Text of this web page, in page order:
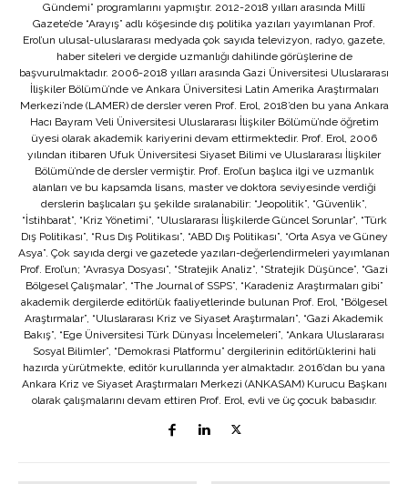
Gündemi” programlarını yapmıştır. 2012-2018 yılları arasında Millî
Gazete’de “Arayış” adlı köşesinde dış politika yazıları yayımlanan Prof.
Erol’un ulusal-uluslararası medyada çok sayıda televizyon, radyo, gazete,
haber siteleri ve dergide uzmanlığı dahilinde görüşlerine de
başvurulmaktadır. 2006-2018 yılları arasında Gazi Üniversitesi Uluslararası
İlişkiler Bölümü’nde ve Ankara Üniversitesi Latin Amerika Araştırmaları
Merkezi’nde (LAMER) de dersler veren Prof. Erol, 2018’den bu yana Ankara
Hacı Bayram Veli Üniversitesi Uluslararası İlişkiler Bölümü’nde öğretim
üyesi olarak akademik kariyerini devam ettirmektedir. Prof. Erol, 2006
yılından itibaren Ufuk Üniversitesi Siyaset Bilimi ve Uluslararası İlişkiler
Bölümü’nde de dersler vermiştir. Prof. Erol’un başlıca ilgi ve uzmanlık
alanları ve bu kapsamda lisans, master ve doktora seviyesinde verdiği
derslerin başlıcaları şu şekilde sıralanabilir: “Jeopolitik”, “Güvenlik”,
“İstihbarat”, “Kriz Yönetimi”, “Uluslararası İlişkilerde Güncel Sorunlar”, “Türk
Dış Politikası”, “Rus Dış Politikası”, “ABD Dış Politikası”, “Orta Asya ve Güney
Asya”. Çok sayıda dergi ve gazetede yazıları-değerlendirmeleri yayımlanan
Prof. Erol’un; “Avrasya Dosyası”, “Stratejik Analiz”, “Stratejik Düşünce”, “Gazi
Bölgesel Çalışmalar”, “The Journal of SSPS”, “Karadeniz Araştırmaları gibi”
akademik dergilerde editörlük faaliyetlerinde bulunan Prof. Erol, “Bölgesel
Araştırmalar”, “Uluslararası Kriz ve Siyaset Araştırmaları”, “Gazi Akademik
Bakış”, “Ege Üniversitesi Türk Dünyası İncelemeleri”, “Ankara Uluslararası
Sosyal Bilimler”, “Demokrasi Platformu” dergilerinin editörlüklerini hali
hazırda yürütmekte, editör kurullarında yer almaktadır. 2016’dan bu yana
Ankara Kriz ve Siyaset Araştırmaları Merkezi (ANKASAM) Kurucu Başkanı
olarak çalışmalarını devam ettiren Prof. Erol, evli ve üç çocuk babasıdır.